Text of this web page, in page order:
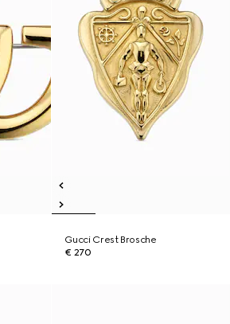
Gucci Crest Brosche
€ 270